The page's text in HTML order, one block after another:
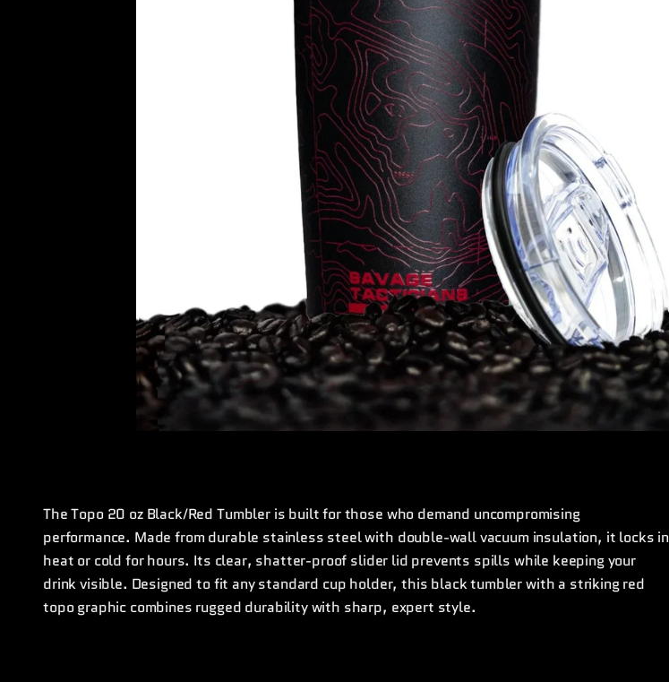
The Topo 20 oz Black/Red Tumbler is built for those who demand uncompromising
performance. Made from durable stainless steel with double-wall vacuum insulation, it locks in
heat or cold for hours. Its clear, shatter-proof slider lid prevents spills while keeping your
drink visible. Designed to fit any standard cup holder, this black tumbler with a striking red
topo graphic combines rugged durability with sharp, expert style.